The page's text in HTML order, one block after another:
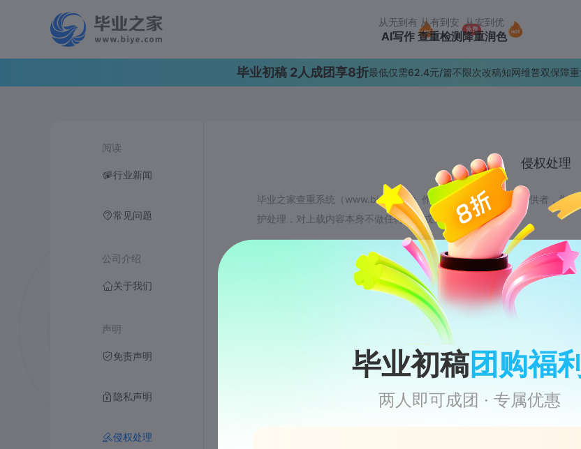
从无到有
AI写作
从有到安
查重检测
从安到优
降重润色
毕业初稿 2人成团享8折最低仅需62.4元/篇不限次改稿知网维普双保障
阅读
行业新闻
常见问题
公司介绍
关于我们
声明
免责声明
隐私声明
侵权处理
侵权处理
毕业之家查重系统（www.biye.com）作为用户论文检测服务提供者，为
护处理，对上载内容本身不做任何修改或编辑。
同时， 毕业之家论文检测平台高度重视知识产权保护，遵守中国各项知
违反中华人民共和国版权法律法规的行为。为此 毕业之家论文检测制定
人和/或依法可以行使信息网络传播权的权利人认为毕业之家论文检测平
法权益时，应按照以下措施和步骤书面通知 毕业之家论文检测，届时 毕
继续传播任何盗版和非法转载以及其他侵权作品。
书面通知书需要按照以下段落格式书写：
毕业初稿团购福
两人即可成团 · 专属优惠